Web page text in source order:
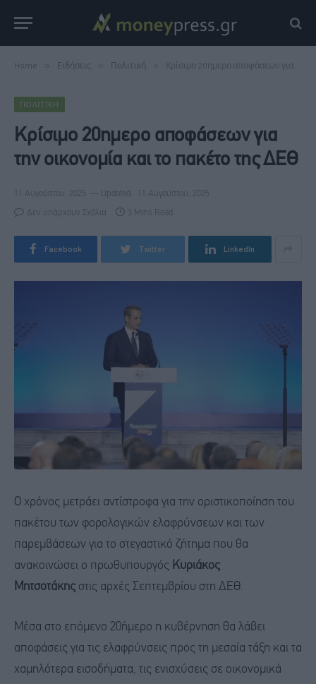
Home Ειδήσεις Πολιτική Κρίσιμο 20ημερο αποφάσεων για την οικονομία και το πακέτο της ΔΕΘ
ΠΟΛΙΤΙΚΉ
Κρίσιμο 20ημερο αποφάσεων για
την οικονομία και το πακέτο της ΔΕΘ
11 Αυγούστου, 2025 Updated: 11 Αυγούστου, 2025
Δεν υπάρχουν Σχόλια 3 Mins Read
Facebook Twitter LinkedIn
Ο χρόνος μετράει αντίστροφα για την οριστικοποίηση του
πακέτου των φορολογικών ελαφρύνσεων και των
παρεμβάσεων για το στεγαστικό ζήτημα που θα
ανακοινώσει ο πρωθυπουργός Κυριάκος
Μητσοτάκης στις αρχές Σεπτεμβρίου στη ΔΕΘ.
Μέσα στο επόμενο 20ήμερο η κυβέρνηση θα λάβει
αποφάσεις για τις ελαφρύνσεις προς τη μεσαία τάξη και τα
χαμηλότερα εισοδήματα, τις ενισχύσεις σε οικονομικά